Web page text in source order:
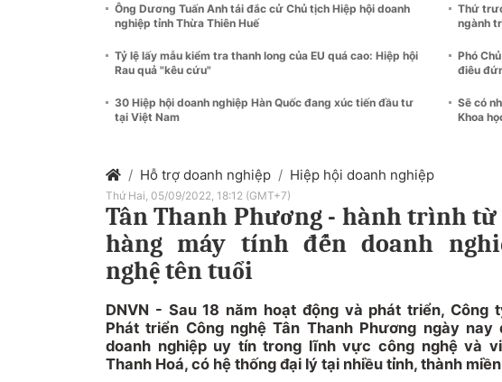
Ông Dương Tuấn Anh tái đắc cử Chủ tịch Hiệp hội doanh
nghiệp tỉnh Thừa Thiên Huế
Tỷ lệ lấy mẫu kiểm tra thanh long của EU quá cao: Hiệp hội
Rau quả "kêu cứu"
30 Hiệp hội doanh nghiệp Hàn Quốc đang xúc tiến đầu tư
tại Việt Nam
Thứ
ngành
Phó
điêu
Sẽ có
Khoa
Hỗ trợ doanh nghiệp Hiệp hội doanh nghiệp
Thứ Hai, 05/09/2022, 18:12 (GMT+7)
Tân Thanh Phương - hành trình từ
hàng máy tính đến doanh
nghệ tên tuổi
DNVN - Sau 18 năm hoạt động và phát triển, Công
Phát triển Công nghệ Tân Thanh Phương ngày nay
doanh nghiệp uy tín trong lĩnh vực công nghệ và
Thanh Hoá, có hệ thống đại lý tại nhiều tỉnh, thành